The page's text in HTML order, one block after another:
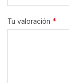
Tu valoración *